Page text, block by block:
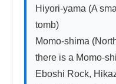
Hiyori-yama (A
tomb)
Momo-shima
there is a Momo-
Eboshi Rock,